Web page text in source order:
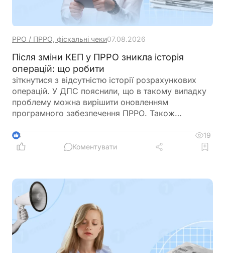
РРО / ПРРО, фіскальні чеки07.08.2026
Після зміни КЕП у ПРРО зникла історія
операцій: що робити
зіткнутися з відсутністю історії розрахункових
операцій. У ДПС пояснили, що в такому випадку
проблему можна вирішити оновленням
програмного забезпечення ПРРО. Також
повідомлення за формою J/F1391802 із даними
нового сертифіката відкритого ключа
4
19
Коментувати